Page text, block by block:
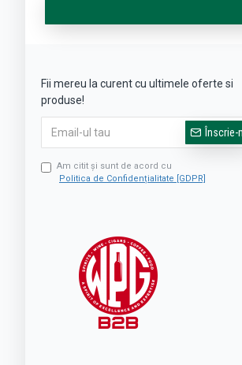
Fii mereu la curent cu ultimele oferte si
produse!
Înscrie-
Am citit şi sunt de acord cu
Politica de Confidențialitate [GDPR]